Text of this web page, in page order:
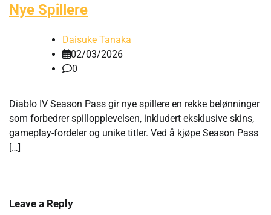
Nye Spillere
Daisuke Tanaka
02/03/2026
0
Diablo IV Season Pass gir nye spillere en rekke belønninger
som forbedrer spillopplevelsen, inkludert eksklusive skins,
gameplay-fordeler og unike titler. Ved å kjøpe Season Pass
[…]
Leave a Reply